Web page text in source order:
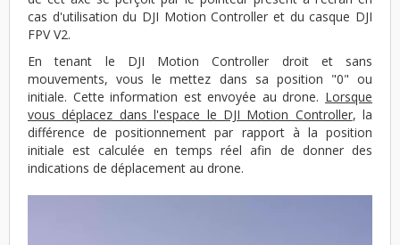
cas d'utilisation du DJI Motion Controller et du casque DJI
FPV V2.
En tenant le DJI Motion Controller droit et sans
mouvements, vous le mettez dans sa position "0" ou
initiale. Cette information est envoyée au drone. Lorsque
vous déplacez dans l'espace le DJI Motion Controller, la
différence de positionnement par rapport à la position
initiale est calculée en temps réel afin de donner des
indications de déplacement au drone.